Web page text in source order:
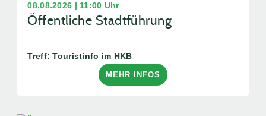
08.08.2026 | 11:00 Uhr
Öffentliche Stadtführung
Treff: Touristinfo im HKB
MEHR INFOS